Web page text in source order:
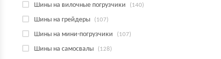
Шины на вилочные погрузчики (140)
Шины на грейдеры (107)
Шины на мини-погрузчики (107)
Шины на самосвалы (128)